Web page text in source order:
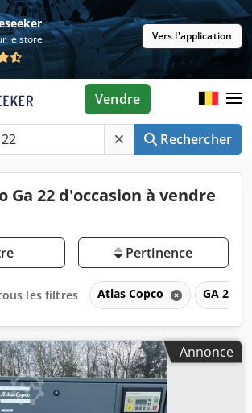
le store Vers l'application
Rechercher
Vendre
Ga 22 d'occasion à vendre
Pertinence
les filtres Atlas Copco GA 22
Annonce